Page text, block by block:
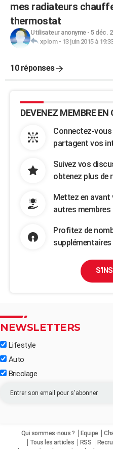
mes radiateurs
thermostat
Utilisateur anonyme- 5 déc.
xplom- 13 juin 2015 à
10 réponses
DEVENEZ MEMBRE EN
Connectez-vous
partagent vos
Suivez vos
obtenez plus de
Mettez en avant
autres membres
Profitez de
NEWSLETTERS
Lifestyle
Auto
Bricolage
Qui sommes-nous ? Equipe
Tous les articles
RSS